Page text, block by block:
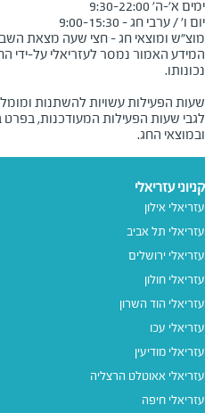
מוצ"ש ומוצאי חג - חצי שעה מצאת השבת/
המידע האמור נמסר לעזריאלי על-ידי
שעות הפעילות עשויות להשתנות
לגבי שעות הפעילות המעודכנות,
ובמוצאי החג.
קניוני עזריאלי
עזריאלי אילון
עזריאלי תל אביב
עזריאלי ירושלים
עזריאלי חולון
עזריאלי הוד השרון
עזריאלי עכו
עזריאלי מודיעין
עזריאלי אאוטלט הרצליה
עזריאלי חיפה